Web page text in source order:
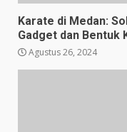
Karate di Medan:
Gadget dan
Agustus 26, 2024